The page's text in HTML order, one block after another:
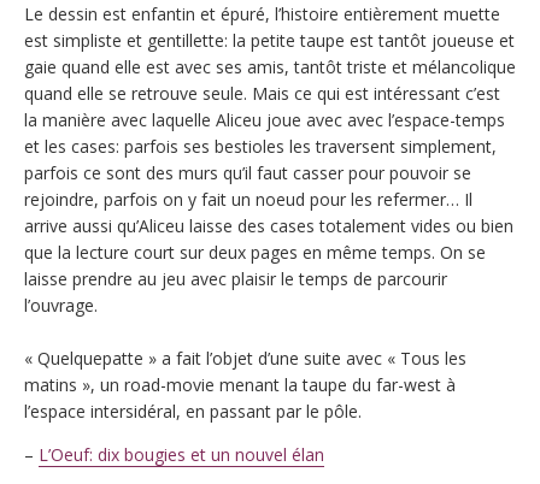
Le dessin est enfantin et épuré, l’histoire entièrement muette
est simpliste et gentillette: la petite taupe est tantôt joueuse et
gaie quand elle est avec ses amis, tantôt triste et mélancolique
quand elle se retrouve seule. Mais ce qui est intéressant c’est
la manière avec laquelle Aliceu joue avec avec l’espace-temps
et les cases: parfois ses bestioles les traversent simplement,
parfois ce sont des murs qu’il faut casser pour pouvoir se
rejoindre, parfois on y fait un noeud pour les refermer… Il
arrive aussi qu’Aliceu laisse des cases totalement vides ou bien
que la lecture court sur deux pages en même temps. On se
laisse prendre au jeu avec plaisir le temps de parcourir
l’ouvrage.
« Quelquepatte » a fait l’objet d’une suite avec « Tous les
matins », un road-movie menant la taupe du far-west à
l’espace intersidéral, en passant par le pôle.
– L’Oeuf: dix bougies et un nouvel élan